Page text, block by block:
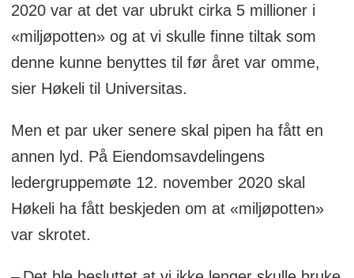
2020 var at det var ubrukt cirka 5 millioner i
«miljøpotten» og at vi skulle finne tiltak som
denne kunne benyttes til før året var omme,
sier Høkeli til Universitas.
Men et par uker senere skal pipen ha fått en
annen lyd. På Eiendomsavdelingens
ledergruppemøte 12. november 2020 skal
Høkeli ha fått beskjeden om at «miljøpotten»
var skrotet.